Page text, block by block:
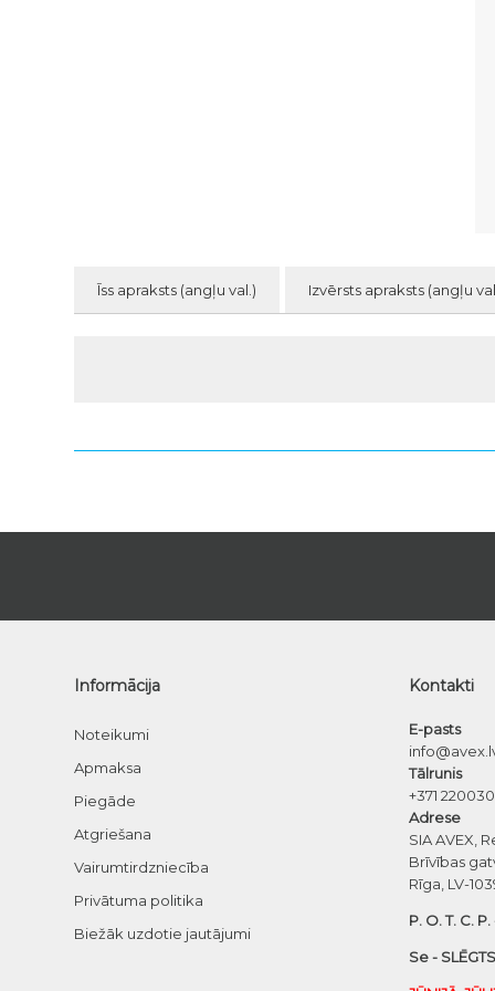
Īss apraksts (angļu val.) Izvērsts apraksts (angļu
Informācija
Noteikumi
Apmaksa
Piegāde
Atgriešana
Vairumtirdzniecība
Privātuma politika
Biežāk uzdotie jautājumi
Kontakti
E-pasts
Tālrunis
+371
Adrese
SIA AVEX,
Brīvības
Rīga, LV-
P. O. T. C.
Se -